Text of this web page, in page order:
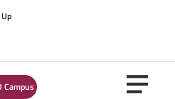
Campus
Y LA
EN UNA